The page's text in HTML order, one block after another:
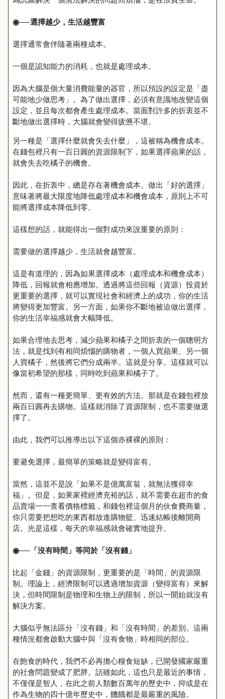
◉──選擇越少，生活越豐富
選擇通常會伴隨著兩種成本。
一個是認知能力的消耗，也就是處理成本。
因為大腦是個大量消費能量的器官，所以預設的設定是「盡
可能地少做思考」。為了做出選擇，必須有意識地改變這個
設定，並且每次都會產生處理成本。當面對許多的折衷並不
斷地做出選擇時，大腦就會變得疲憊不堪。
另一種是「選擇什麼就會失去什麼」，這被稱為機會成本。
在錢包裡只有一百日圓的資源限制下，如果選擇蘋果的話，
就會失去吃橘子的機會。
因此，在折衷中，總是存在著機會成本。做出「好的選擇」
意味著將最大限度地降低處理成本和機會成本，原則上不可
能將選擇成本降低到零。
這樣想的話，就能得出一個對成功來說重要的原則：
需要做的選擇越少，生活就會越豐富。
這是有道理的，因為如果選擇成本（處理成本和機會成本）
降低，回報就會相應增加。透過將這些回報（資源）投資於
更重要的選擇，就可以實現社會和經濟上的成功，你的生活
將變得更加豐富。另一方面，如果你不斷地被迫做出選擇，
你的生活幸福感就會大幅降低。
如果合理地去思考，減少蘋果和橘子之間折衷的一個聰明方
法，就是找到有相同煩惱的購物者，一個人買蘋果、另一個
人買橘子，然後將它們分成兩半。這就是分享。這樣就可以
像當初希望的那樣，同時吃到蘋果和橘子了。
然而，還有一種更簡單、更有效的方法。那就是在錢包裡放
兩百日圓再去購物。這樣就消除了資源限制，也不需要做選
擇了。
由此，我們可以推導出以下這個赤裸裸的原則：
要避免選擇，最簡單的策略就是變得富有。
當然，這並不是說「如果不是億萬富翁，就無法獲得幸
福」。但是，如果家裡經濟充裕的話，就不需要在超市的食
品賣場一一查看價格標籤，和錢包裡這個月的伙食費商量，
你只需要把想吃的東西都放進購物籃、迅速結帳後離開商
店。光是這樣，每天的幸福感就會確實地提升。
◉──「沒有時間」等同於「沒有錢」
比起「金錢」的資源限制，更重要的是「時間」的資源限
制。理論上，經濟限制可以透過增加資源（變得富有）來解
決，但時間限制是物理和生物上的限制，所以一開始就沒有
解決方案。
大腦似乎無法區分「沒有錢」和「沒有時間」的差別。這兩
種情況都會啟動大腦中與「沒有食物」時相同的部位。
在飽食的時代，我們不必再擔心糧食短缺，已開發國家嚴重
的社會問題變成了肥胖。話雖如此，這也只是最近的事情，
不僅僅是智人，在此之前人類數百萬年的歷史中，抑或是在
作為生物的四十億年歷史中，饑餓都是最嚴重的風險。